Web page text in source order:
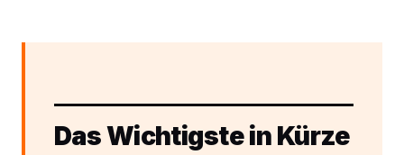
Das Wichtigste in Kürze